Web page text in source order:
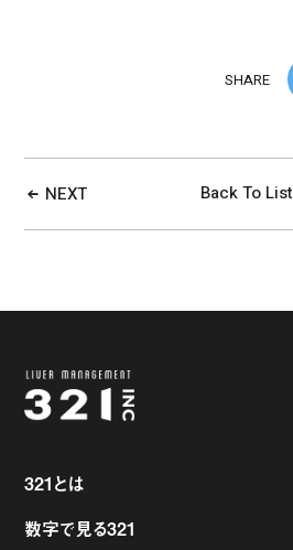
SHARE
NEXT Back To List
321とは
数字で見る321